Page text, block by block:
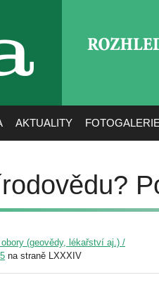
AKTUALITY
(geovědy, lékařství aj.) /
na straně LXXXIV